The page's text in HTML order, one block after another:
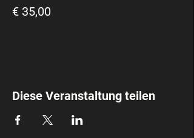
€ 35,00
Diese Veranstaltung teilen